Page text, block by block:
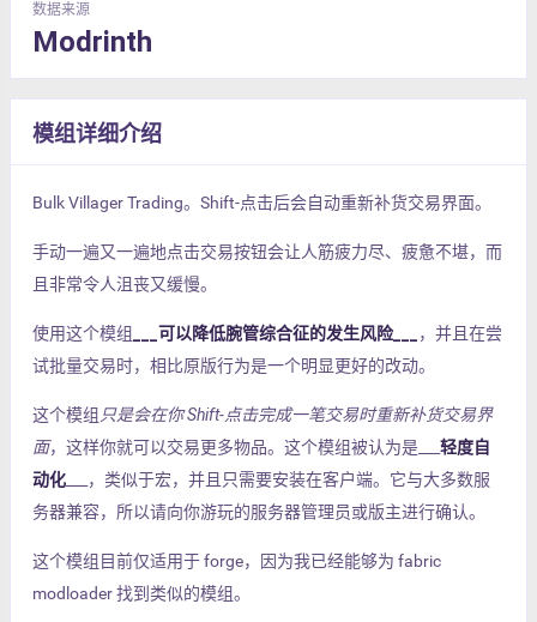
数据来源
Modrinth
模组详细介绍
Bulk Villager Trading。Shift-点击后会自动重新补货交易界面。
手动一遍又一遍地点击交易按钮会让人筋疲力尽、疲惫不堪，而
且非常令人沮丧又缓慢。
使用这个模组 ___可以降低腕管综合征的发生风险___
，并且在尝
试批量交易时，相比原版行为是一个明显更好的改动。
这个模组 只是会在你 Shift-点击完成一笔交易时重新补货交易界
面，这样你就可以交易更多物品。这个模组被认为是___ 轻度自
动化 ___，类似于宏，并且只需要安装在客户端。它与大多数服
务器兼容，所以请向你游玩的服务器管理员或版主进行确认。
这个模组目前仅适用于 forge，因为我已经能够为 fabric
modloader 找到类似的模组。